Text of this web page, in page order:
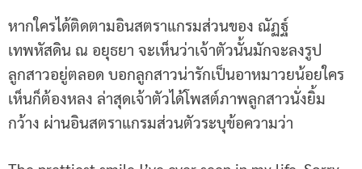
หากใครได้ติดตามอินสตราแกรมส่วนของ ณัฏฐ์
เทพหัสดิน ณ อยุธยา จะเห็นว่าเจ้าตัวนั้นมักจะลงรูป
ลูกสาวอยู่ตลอด บอกลูกสาวน่ารักเป็นอาหมาวยน้อยใคร
เห็นก็ต้องหลง ล่าสุดเจ้าตัวได้โพสต์ภาพลูกสาวนั่งยิ้ม
กว้าง ผ่านอินสตราแกรมส่วนตัวระบุข้อความว่า